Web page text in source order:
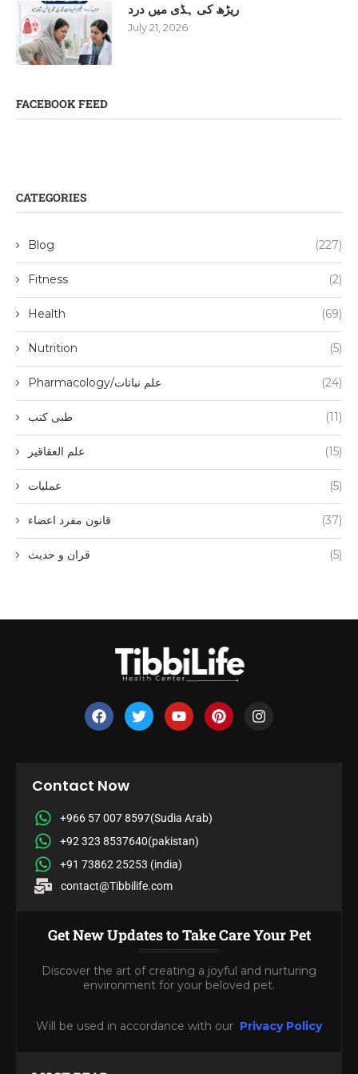
ریڑھ کی ہڈی میں درد
July 21, 2026
FACEBOOK FEED
CATEGORIES
Blog (227)
Fitness (2)
Health (69)
Nutrition (5)
Pharmacology/علم نباتات (24)
طبی کتب (11)
علم العقاقیر (15)
عملیات (5)
قانون مفرد اعضاء (37)
قران و حدیث (5)
Contact Now
+966 57 007 8597(Sudia Arab)
+92 323 8537640(pakistan)
+91 73862 25253 (india)
contact@Tibbilife.com
Get New Updates to Take Care Your Pet
Discover the art of creating a joyful and nurturing
environment for your beloved pet.
Will be used in accordance with our Privacy Policy